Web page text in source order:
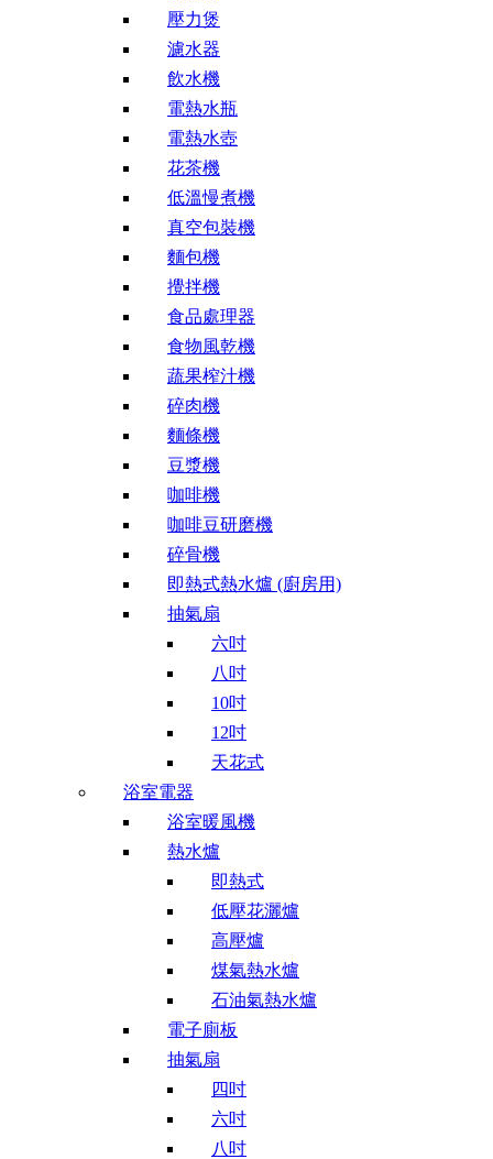
壓力煲
濾水器
飲水機
電熱水瓶
電熱水壺
花茶機
低溫慢煮機
真空包裝機
麵包機
攪拌機
食品處理器
食物風乾機
蔬果榨汁機
碎肉機
麵條機
豆漿機
咖啡機
咖啡豆研磨機
碎骨機
即熱式熱水爐 (廚房用)
抽氣扇
六吋
八吋
10吋
12吋
天花式
浴室電器
浴室暖風機
熱水爐
即熱式
低壓花灑爐
高壓爐
煤氣熱水爐
石油氣熱水爐
電子廁板
抽氣扇
四吋
六吋
八吋